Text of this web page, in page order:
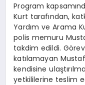
Program
Kurt tarafından,
Yardım ve Arama
polis memuru
takdim edildi.
katılamayan
kendisine
yetkililerine teslim